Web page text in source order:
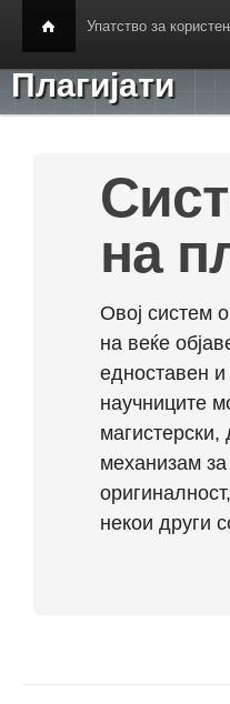
Упатство за
Плагијати
на
Овој систем
на веќе
едноставен
научниците
механизам
некои други